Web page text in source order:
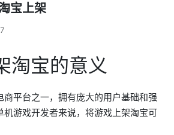
宝上架
淘宝的意义
平台之一，拥有庞大的用户基础和强
机游戏开发者来说，将游戏上架淘宝可